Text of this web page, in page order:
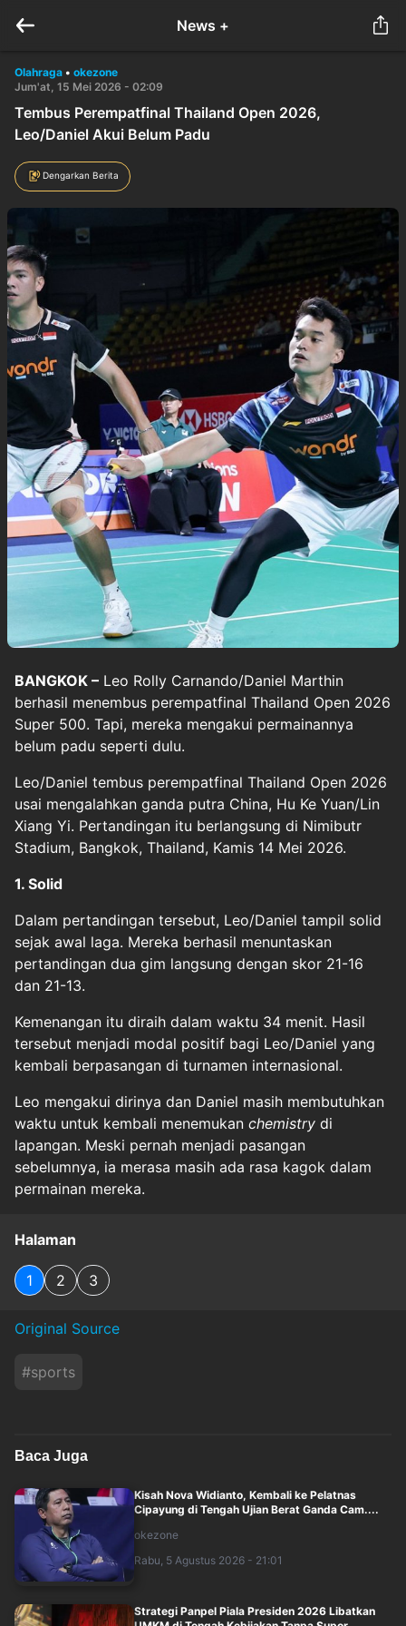
News +
Olahraga • okezone
Jum'at, 15 Mei 2026 - 02:09
Tembus Perempatfinal Thailand Open 2026,
Leo/Daniel Akui Belum Padu
Dengarkan Berita
BANGKOK – Leo Rolly Carnando/Daniel Marthin
berhasil menembus perempatfinal Thailand Open 2026
Super 500. Tapi, mereka mengakui permainannya
belum padu seperti dulu.
Leo/Daniel tembus perempatfinal Thailand Open 2026
usai mengalahkan ganda putra China, Hu Ke Yuan/Lin
Xiang Yi. Pertandingan itu berlangsung di Nimibutr
Stadium, Bangkok, Thailand, Kamis 14 Mei 2026.
1. Solid
Dalam pertandingan tersebut, Leo/Daniel tampil solid
sejak awal laga. Mereka berhasil menuntaskan
pertandingan dua gim langsung dengan skor 21-16
dan 21-13.
Kemenangan itu diraih dalam waktu 34 menit. Hasil
tersebut menjadi modal positif bagi Leo/Daniel yang
kembali berpasangan di turnamen internasional.
Leo mengakui dirinya dan Daniel masih membutuhkan
waktu untuk kembali menemukan chemistry di
lapangan. Meski pernah menjadi pasangan
sebelumnya, ia merasa masih ada rasa kagok dalam
permainan mereka.
Halaman
1 2 3
Original Source
#sports
Baca Juga
Kisah Nova Widianto, Kembali ke Pelatnas
Cipayung di Tengah Ujian Berat Ganda Cam....
okezone
Rabu, 5 Agustus 2026 - 21:01
Strategi Panpel Piala Presiden 2026 Libatkan